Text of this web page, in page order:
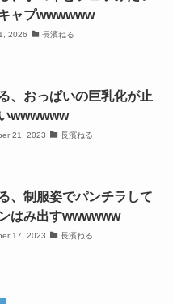
ャプwwwwww
2026 長濱ねる
、おっぱいの巨乳化が止
wwwwww
21, 2023 長濱ねる
、制服姿でパンチラして
はみ出すwwwwww
17, 2023 長濱ねる